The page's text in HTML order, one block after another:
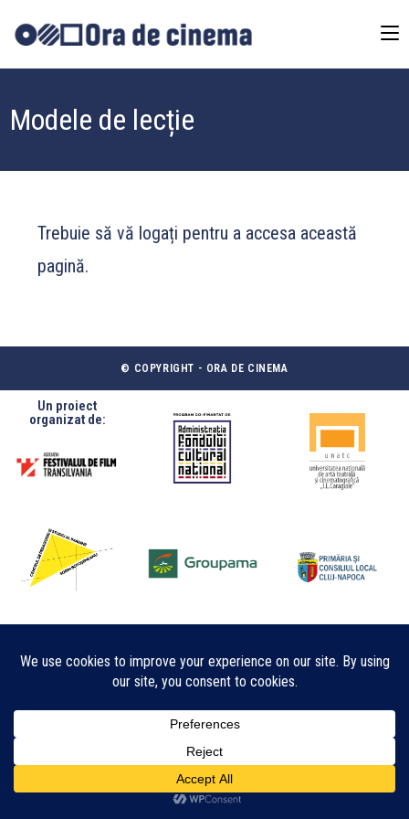
Modele de lecție
Trebuie să vă logați pentru a accesa această
pagină.
© COPYRIGHT - ORA DE CINEMA
Un proiect
organizat de: